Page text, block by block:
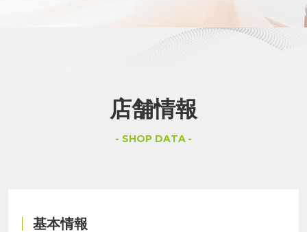
店舗情報
SHOP DATA
基本情報